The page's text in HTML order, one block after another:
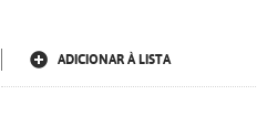
ADICIONAR À LISTA